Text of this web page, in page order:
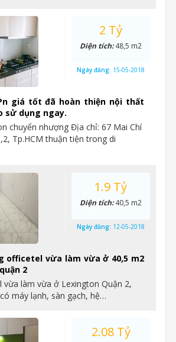
giá tốt đã hoàn thiện nội thất
sử dụng ngay.
chuyển nhượng Địa chỉ: 67 Mai Chí
Tp.HCM thuận tiện trong di
2 Tỷ
Diện tích:48,5 m2
Ngày đăng: 15-05-2018
officetel vừa làm vừa ở 40,5 m2
2
vừa làm vừa ở Lexington Quận 2,
máy lạnh, sàn gạch, hệ…
1.9 Tỷ
Diện tích:40,5 m2
Ngày đăng: 12-05-2018
2.08 Tỷ